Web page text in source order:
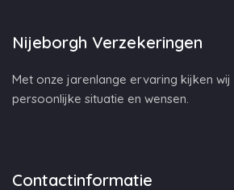
Nijeborgh Verzekeringen
Met onze jarenlange ervaring kijken
persoonlijke situatie en wensen.
Contactinformatie